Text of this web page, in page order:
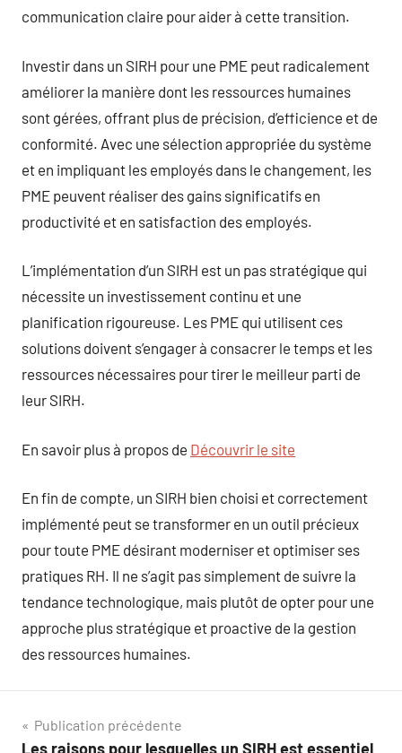
communication claire pour aider à cette transition.
Investir dans un SIRH pour une PME peut radicalement
améliorer la manière dont les ressources humaines
sont gérées, offrant plus de précision, d’efficience et de
conformité. Avec une sélection appropriée du système
et en impliquant les employés dans le changement, les
PME peuvent réaliser des gains significatifs en
productivité et en satisfaction des employés.
L’implémentation d’un SIRH est un pas stratégique qui
nécessite un investissement continu et une
planification rigoureuse. Les PME qui utilisent ces
solutions doivent s’engager à consacrer le temps et les
ressources nécessaires pour tirer le meilleur parti de
leur SIRH.
En savoir plus à propos de Découvrir le site
En fin de compte, un SIRH bien choisi et correctement
implémenté peut se transformer en un outil précieux
pour toute PME désirant moderniser et optimiser ses
pratiques RH. Il ne s’agit pas simplement de suivre la
tendance technologique, mais plutôt de opter pour une
approche plus stratégique et proactive de la gestion
des ressources humaines.
Navigation
Publication précédente
Les raisons pour lesquelles un SIRH est essentiel